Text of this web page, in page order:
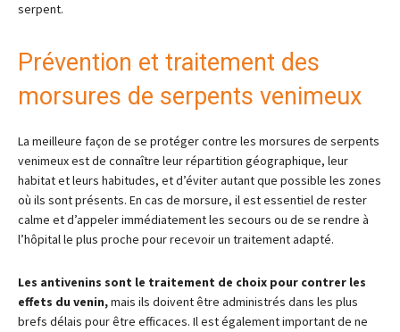
serpent.
Prévention et traitement des
morsures de serpents venimeux
La meilleure façon de se protéger contre les morsures de serpents
venimeux est de connaître leur répartition géographique, leur
habitat et leurs habitudes, et d’éviter autant que possible les zones
où ils sont présents. En cas de morsure, il est essentiel de rester
calme et d’appeler immédiatement les secours ou de se rendre à
l’hôpital le plus proche pour recevoir un traitement adapté.
Les antivenins sont le traitement de choix pour contrer les
effets du venin,mais ils doivent être administrés dans les plus
brefs délais pour être efficaces. Il est également important de ne